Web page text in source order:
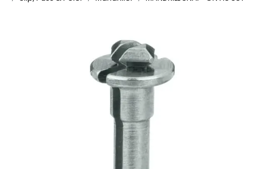
Klinikkplanlegging / Innredning